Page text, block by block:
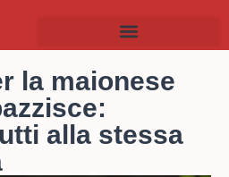
la maionese
alla stessa